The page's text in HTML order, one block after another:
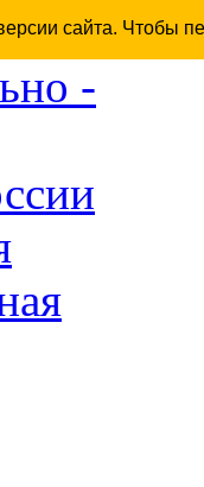
сайта. Чтобы
-